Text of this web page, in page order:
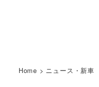
Home > ニュース・新車